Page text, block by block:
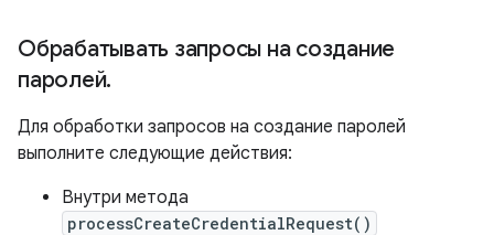
Обрабатывать запросы на создание
паролей.
Для обработки запросов на создание паролей
выполните следующие действия:
Внутри метода
processCreateCredentialRequest()